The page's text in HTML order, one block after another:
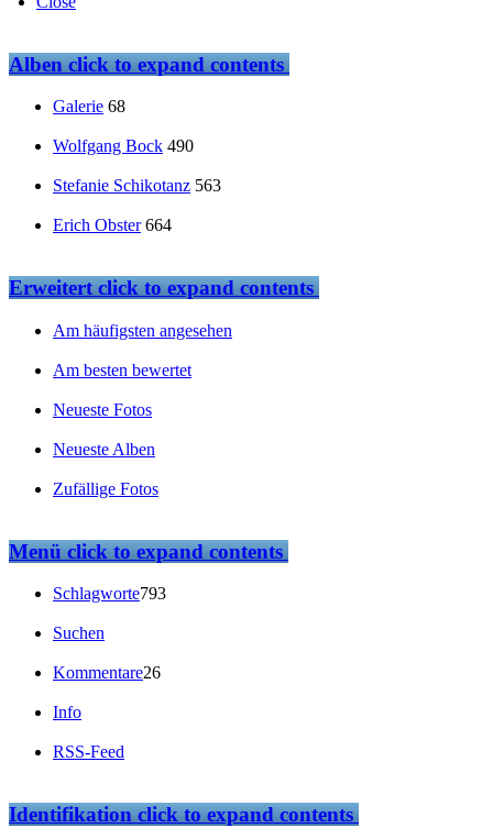
Albenclick to expand contents
Galerie 68
Wolfgang Bock 490
Stefanie Schikotanz 563
Erich Obster 664
Erweitertclick to expand contents
Am häufigsten angesehen
Am besten bewertet
Neueste Fotos
Neueste Alben
Zufällige Fotos
Menüclick to expand contents
Schlagworte793
Suchen
Kommentare26
Info
RSS-Feed
Identifikationclick to expand contents